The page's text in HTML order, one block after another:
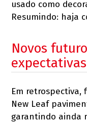
usado como
Resumindo: haja
Novos
expectativas
Em retrospectiva,
New Leaf
garantindo ainda